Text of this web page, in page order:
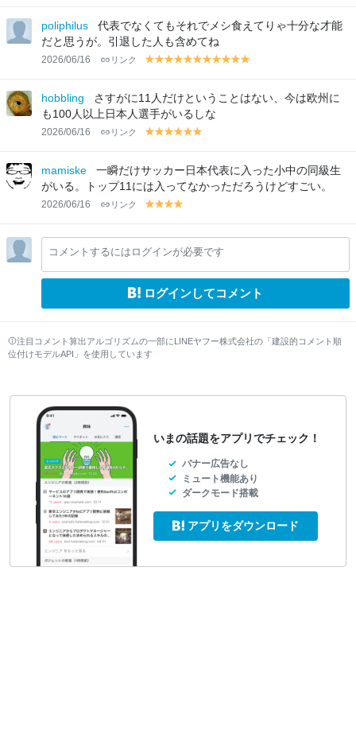
lo
w
lo
w
lo
w
lo
w
poliphilus
代表でなくてもそれでメシ食えてりゃ十分な才能
だと思うが。引退した人も含めてね
2026/06/16 リンク
y
lo
w
y
lo
w
y
lo
w
y
lo
w
y
lo
w
y
lo
w
y
lo
w
y
lo
w
y
lo
y
lo lo
hobbling
さすがに11人だけということはない、今は欧州に
も100人以上日本人選手がいるしな
2026/06/16 リンク
y
lo
w
y
lo
w
y
lo
y
w
y
lo
w
lo
w
mamiske
一瞬だけサッカー日本代表に入った小中の同級生
がいる。トップ11には入ってなかっただろうけどすごい。
2026/06/16 リンク
y
lo
w
y
lo
w
y
lo
w
lo
w
コメントするにはログインが必要です
ログインしてコメント
注目コメント算出アルゴリズムの一部にLINEヤフー株式会社の「建設的コメント順
位付けモデルAPI」を使用しています
いまの話題をアプリでチェック！
バナー広告なし
ミュート機能あり
ダークモード搭載
アプリをダウンロード